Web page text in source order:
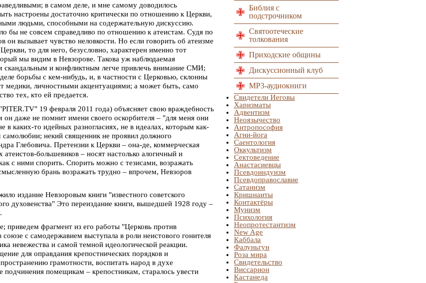
в самом деле, и мне самому доводилось
настроены достаточно критически по отношению к Церкви,
людьми, способными на содержательную дискуссию.
бы не совсем справедливо по отношению к атеистам. Судя по
он вызывает чувство неловкости. Но если говорить об атеизме
то для него, безусловно, характерен именно тот
мы видим в Невзорове. Такова уж наблюдаемая
скандальным и конфликтным легче привлечь внимание СМИ;
борьбы с кем-нибудь, и, в частности с Церковью, склонны
медики, личностными акцентуациями; а может быть, само
тех, кто ей предается.
19 февраля 2011 года) объясняет свою враждебность
даже не помнит имени своего оскорбителя – "для меня они
в каких-то идейных разногласиях, не в идеалах, которым как-
некий священник не проявил должного
Глебовича. Претензии к Церкви – она-де, коммерческая
большевиков – носят настолько алогичный и
с ними спорить. Спорить можно с тезисами, возражать
брань возражать трудно – впрочем, Невзоров
издание Невзоровым книги "известного советского
духовенства" Это переиздание книги, вышедшей 1928 году –
приведем фрагмент из его работы "Церковь против
с самодержавием выступала в роли неистового гонителя
невежества и самой темной идеологической реакции.
для оправдания крепостнических порядков и
грамотности, воспитать народ в духе
помещикам – крепостникам, старалось увести
Библия с
подстрочником
Святоотеческие
толкования
Приходские общины
Дискуссионный клуб
MP3-аудиокниги
Свидетели Иеговы
Харизматы
Адвентизм
Неоязычество
Антропософия
Агни-йога
Саентология
Оккультизм
Сектоведение
Анастасиевцы
Псевдоиндуизм
Псевдоправославие
Сатанизм
Кришнаиты
Контактёры
Мунизм
Психология
Неопротестантизм
New Age
Каббала
Фалуньгун
Роза мира
Свидетельство
Виссарион
Кастанеда